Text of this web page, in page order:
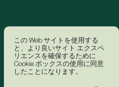
この Web サイトを使用する
と、より良いサイト エクスペ
リエンスを確保するために
Cookie ボックスの使用に同意
したことになります。